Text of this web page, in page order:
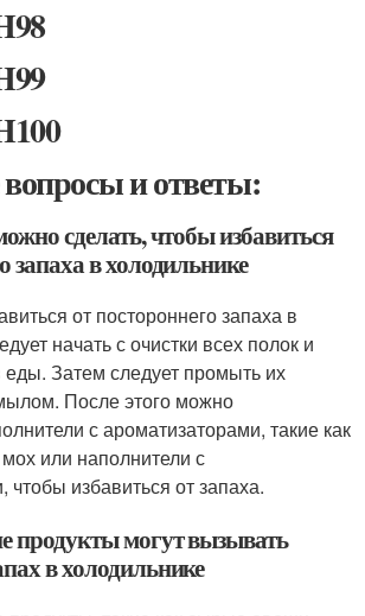
и ответы:
сделать, чтобы избавиться
запаха в холодильнике
от постороннего запаха в
начать с очистки всех полок и
еды. Затем следует промыть их
После этого можно
с ароматизаторами, такие как
или наполнители с
чтобы избавиться от запаха.
продукты могут вызывать
в холодильнике